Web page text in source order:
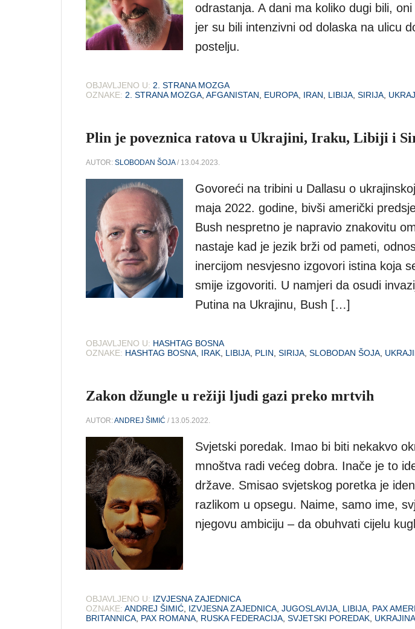
odrastanja. A dani ma koliko dugi bili,
jer su bili intenzivni od dolaska na ulicu
postelju.
OBJAVLJENO U: 2. STRANA MOZGA
OZNAKE: 2. STRANA MOZGA AFGANISTAN EUROPA IRAN LIBIJA SIRIJA
Plin je poveznica ratova u Ukrajini, Iraku, Libiji i
AUTOR: SLOBODAN ŠOJA/ 13.04.2023.
Govoreći na tribini u Dallasu o
maja 2022. godine, bivši američki
Bush nespretno je napravio znakovitu
nastaje kad je jezik brži od pameti,
inercijom nesvjesno izgovori istina koja
smije izgovoriti. U namjeri da osudi
Putina na Ukrajinu, Bush […]
OBJAVLJENO U: HASHTAG BOSNA
OZNAKE: HASHTAG BOSNA IRAK LIBIJA PLIN SIRIJA SLOBODAN ŠOJA
Zakon džungle u režiji ljudi gazi preko mrtvih
AUTOR:ANDREJ ŠIMIĆ / 13.05.2022.
Svjetski poredak. Imao bi biti nekakvo
mnoštva radi većeg dobra. Inače je to
države. Smisao svjetskog poretka je
razlikom u opsegu. Naime, samo ime,
njegovu ambiciju – da obuhvati cijelu
OBJAVLJENO U: IZVJESNA ZAJEDNICA
OZNAKE: ANDREJ ŠIMIĆ, IZVJESNA ZAJEDNICA, JUGOSLAVIJA, LIBIJA, PAX
BRITANNICA, PAX ROMANA, RUSKA FEDERACIJA, SVJETSKI POREDAK, UKRAJINA